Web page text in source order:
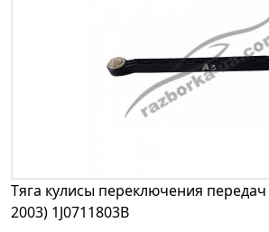
Тяга кулисы переключения передач
2003) 1J0711803B